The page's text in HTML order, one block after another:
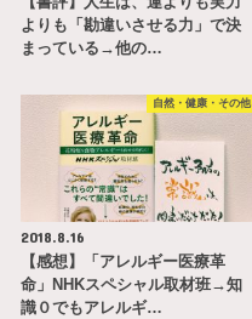
よりも「勘違いさせる力」で決
まっている→他の…
自然・健康・その他
2018.8.16
【感想】「アレルギー医療革
命」NHKスペシャル取材班→知
識０でもアレルギ…